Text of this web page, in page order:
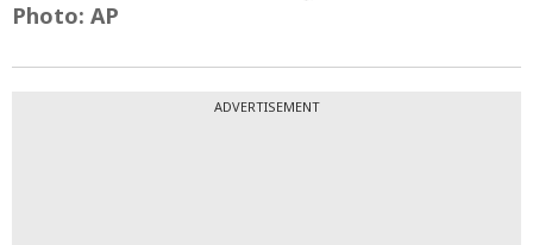
Photo: AP
ADVERTISEMENT